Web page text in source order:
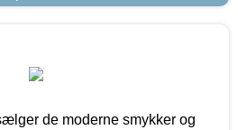
de moderne smykker og